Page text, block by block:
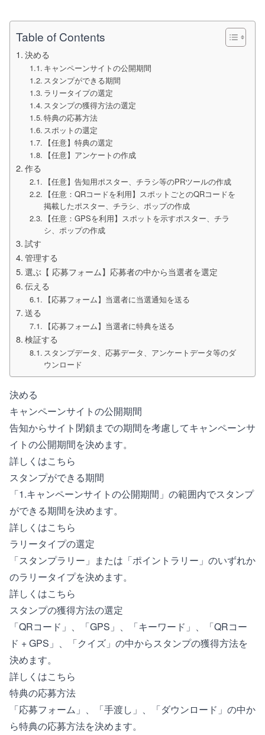
Table of Contents
決める
キャンペーンサイトの公開期間
スタンプができる期間
ラリータイプの選定
スタンプの獲得方法の選定
特典の応募方法
スポットの選定
【任意】特典の選定
【任意】アンケートの作成
作る
【任意】告知用ポスター、チラシ等のPRツールの作成
【任意：QRコードを利用】スポットごとのQRコードを
掲載したポスター、チラシ、ポップの作成
【任意：GPSを利用】スポットを示すポスター、チラ
シ、ポップの作成
試す
管理する
選ぶ【 応募フォーム】応募者の中から当選者を選定
伝える
【応募フォーム】当選者に当選通知を送る
送る
【応募フォーム】当選者に特典を送る
検証する
スタンプデータ、応募データ、アンケートデータ等のダ
ウンロード
決める
キャンペーンサイトの公開期間
告知からサイト閉鎖までの期間を考慮してキャンペーンサ
イトの公開期間を決めます。
詳しくはこちら
スタンプができる期間
「1.キャンペーンサイトの公開期間」の範囲内でスタンプ
ができる期間を決めます。
詳しくはこちら
ラリータイプの選定
「スタンプラリー」または「ポイントラリー」のいずれか
のラリータイプを決めます。
詳しくはこちら
スタンプの獲得方法の選定
「QRコード」、「GPS」、「キーワード」、「QRコー
ド + GPS」、「クイズ」の中からスタンプの獲得方法を
決めます。
詳しくはこちら
特典の応募方法
「応募フォーム」、「手渡し」、「ダウンロード」の中か
ら特典の応募方法を決めます。